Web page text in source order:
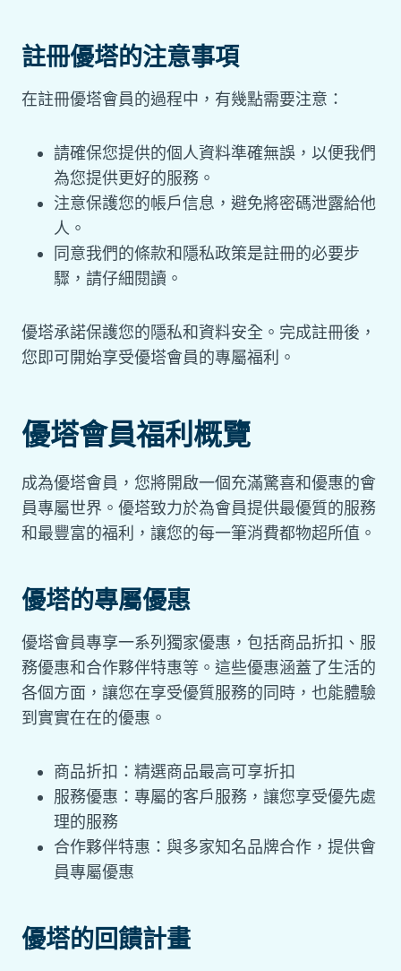
註冊優塔的注意事項
在註冊優塔會員的過程中，有幾點需要注意：
請確保您提供的個人資料準確無誤，以便我們
為您提供更好的服務。
注意保護您的帳戶信息，避免將密碼泄露給他
人。
同意我們的條款和隱私政策是註冊的必要步
驟，請仔細閱讀。
優塔承諾保護您的隱私和資料安全。完成註冊後，
您即可開始享受優塔會員的專屬福利。
優塔會員福利概覽
成為優塔會員，您將開啟一個充滿驚喜和優惠的會
員專屬世界。優塔致力於為會員提供最優質的服務
和最豐富的福利，讓您的每一筆消費都物超所值。
優塔的專屬優惠
優塔會員專享一系列獨家優惠，包括商品折扣、服
務優惠和合作夥伴特惠等。這些優惠涵蓋了生活的
各個方面，讓您在享受優質服務的同時，也能體驗
到實實在在的優惠。
商品折扣：精選商品最高可享折扣
服務優惠：專屬的客戶服務，讓您享受優先處
理的服務
合作夥伴特惠：與多家知名品牌合作，提供會
員專屬優惠
優塔的回饋計畫